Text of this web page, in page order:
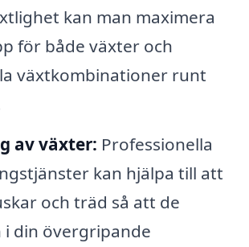
kan man maximera
för både växter och
växtkombinationer runt
av växter: Professionella
kan hjälpa till att
och träd så att de
i din övergripande